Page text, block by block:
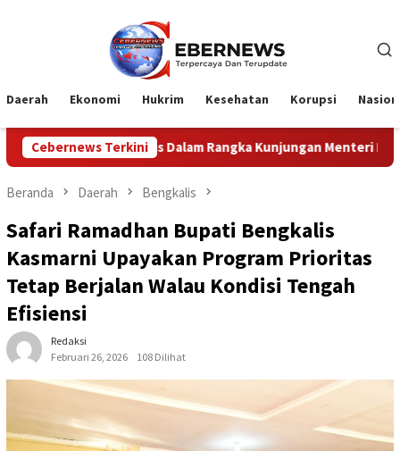
Daerah Ekonomi Hukrim Kesehatan Korupsi
Cebernews Terkini
Rangka Kunjungan Menteri Pertahanan RI
Beranda Daerah Bengkalis
Safari Ramadhan Bupati Bengkalis
Kasmarni Upayakan Program Prioritas
Tetap Berjalan Walau Kondisi Tengah
Efisiensi
Redaksi
Februari 26, 2026
108 Dilihat